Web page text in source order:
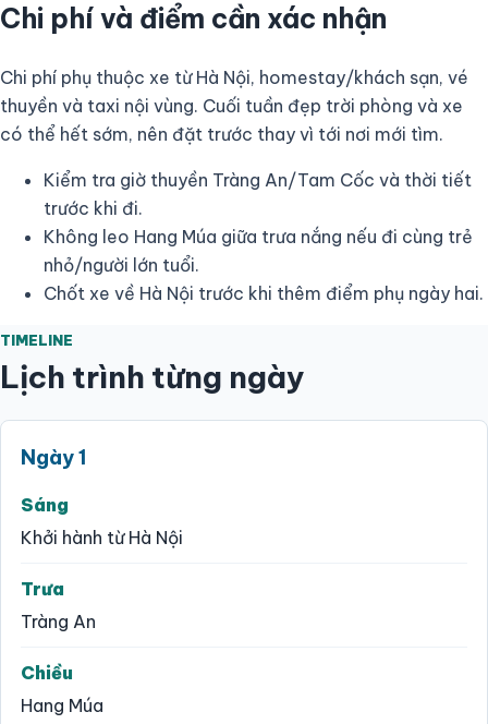
Chi phí và điểm cần xác nhận
Chi phí phụ thuộc xe từ Hà Nội, homestay/khách sạn, vé
thuyền và taxi nội vùng. Cuối tuần đẹp trời phòng và xe
có thể hết sớm, nên đặt trước thay vì tới nơi mới tìm.
Kiểm tra giờ thuyền Tràng An/Tam Cốc và thời tiết
trước khi đi.
Không leo Hang Múa giữa trưa nắng nếu đi cùng trẻ
nhỏ/người lớn tuổi.
Chốt xe về Hà Nội trước khi thêm điểm phụ ngày hai.
TIMELINE
Lịch trình từng ngày
Ngày 1
Sáng
Khởi hành từ Hà Nội
Trưa
Tràng An
Chiều
Hang Múa